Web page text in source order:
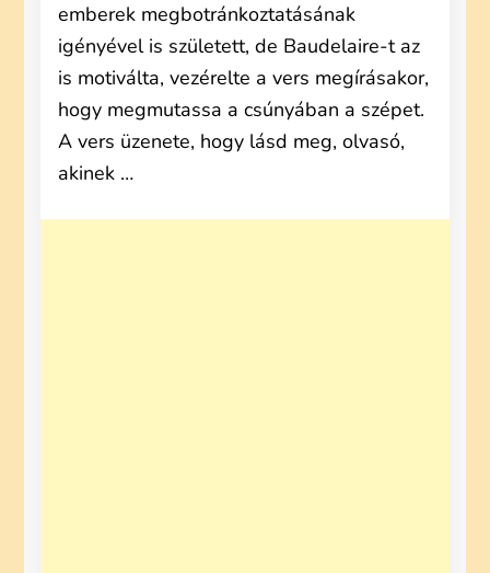
emberek megbotránkoztatásának
igényével is született, de Baudelaire-t az
is motiválta, vezérelte a vers megírásakor,
hogy megmutassa a csúnyában a szépet.
A vers üzenete, hogy lásd meg, olvasó,
akinek …